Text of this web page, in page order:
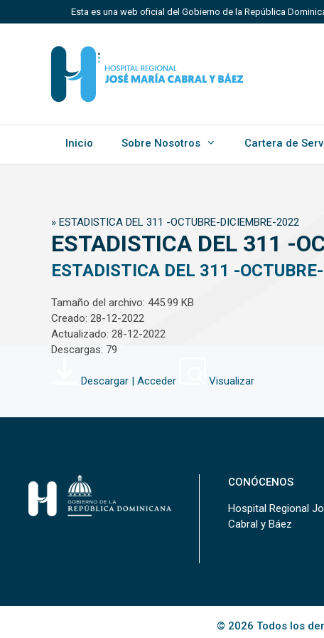
al
Esta es una web oficial del Gobierno de la República
Un sitio .gob.do, .gov.do o .mil.do significa que
Estado dominicano.
Inicio Sobre Nosotros Cartera de
» ESTADISTICA DEL 311 -OCTUBRE-DICIEMBRE-2022
ESTADISTICA DEL 311 -
ESTADISTICA DEL 311 -
Tamaño del archivo: 445.99 KB
Creado: 28-12-2022
Actualizado: 28-12-2022
Descargas: 79
Descargar | Acceder Visualizar
CONÓCENOS
Hospital Regional
Cabral y Báez
© 2026 Todos los